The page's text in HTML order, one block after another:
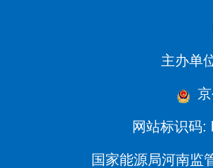
主办单
网站标识码:
国家能源局河南监